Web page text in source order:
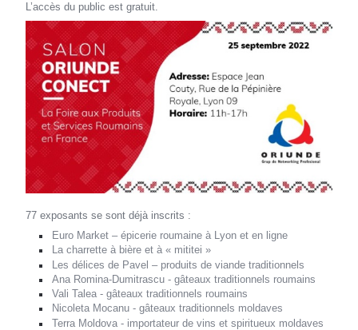
L’accès du public est gratuit.
77 exposants se sont déjà inscrits :
Euro Market – épicerie roumaine à Lyon et en ligne
La charrette à bière et à « mititei »
Les délices de Pavel – produits de viande traditionnels
Ana Romina-Dumitrascu - gâteaux traditionnels roumains
Vali Talea - gâteaux traditionnels roumains
Nicoleta Mocanu - gâteaux traditionnels moldaves
Terra Moldova - importateur de vins et spiritueux moldaves